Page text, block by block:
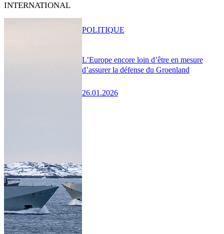
INTERNATIONAL
L’Europe encore loin d’être en mesure
d’assurer la défense du Groenland
26.01.2026
POLITIQUE